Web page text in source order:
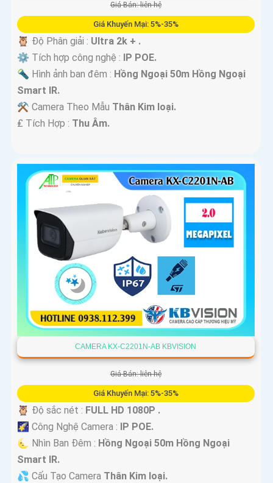
Giá Bán: liên hệ
Giá Khuyến Mại: 5%-35%
🦉 Độ Phân giải : Ultra 2k + .
⚙ Tích hợp công nghệ : IP POE.
🔦 Hình ảnh ban đêm : Hồng Ngoại 50m Hồng Ngoại
Smart IR.
⚒ Camera Theo Mẫu Thân Kim loại.
️₤ Tích Hợp : Thu Âm.
CAMERA KX-C2201N-AB KBVISION
Giá Bán: liên hệ
Giá Khuyến Mại: 5%-35%
🦉 Độ sắc nét : FULL HD 1080P .
🌠 Công Nghệ Camera : IP POE.
🌜 Nhìn Ban Đêm : Hồng Ngoại 50m Hồng Ngoại
Smart IR.
💦 Cấu Tạo Camera Thân Kim loại.